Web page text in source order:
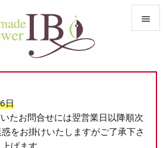


前へ

日
たお問合せには翌営業日以降順次
をお掛けいたしますがご了承下さ